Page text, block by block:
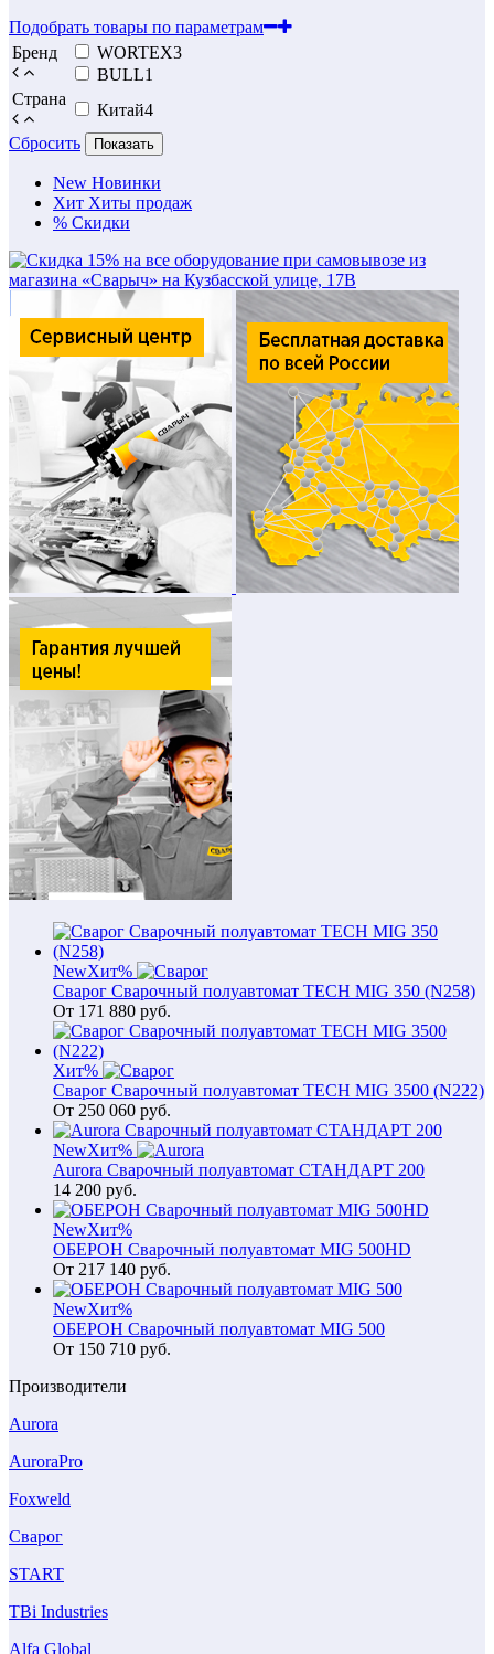
Подобрать товары по параметрам
Бренд
WORTEX3
BULL1
Страна
Китай4
Сбросить
Показать
New Новинки
Хит Хиты продаж
% Скидки
NewХит%
Сварог Сварочный полуавтомат TECH MIG 350 (N258)
От 171 880 руб.
Хит%
Сварог Сварочный полуавтомат TECH MIG 3500 (N222)
От 250 060 руб.
NewХит%
Aurora Сварочный полуавтомат СТАНДАРТ 200
14 200 руб.
NewХит%
ОБЕРОН Сварочный полуавтомат MIG 500HD
От 217 140 руб.
NewХит%
ОБЕРОН Сварочный полуавтомат MIG 500
От 150 710 руб.
Производители
Aurora
AuroraPro
Foxweld
Сварог
START
TBi Industries
Alfa Global